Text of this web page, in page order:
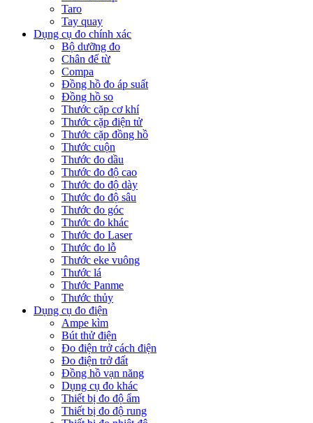
Taro
Tay quay
Dụng cụ đo chính xác
Bộ dưỡng đo
Chân đế từ
Compa
Đồng hồ đo áp suất
Đồng hồ so
Thước cặp cơ khí
Thước cặp điện tử
Thước cặp đồng hồ
Thước cuộn
Thước đo dầu
Thước đo độ cao
Thước đo độ dày
Thước đo độ sâu
Thước đo góc
Thước đo khác
Thước đo Laser
Thước đo lỗ
Thước eke vuông
Thước lá
Thước Panme
Thước thủy
Dụng cụ đo điện
Ampe kìm
Bút thử điện
Đo điện trở cách điện
Đo điện trở đất
Đồng hồ vạn năng
Dụng cụ đo khác
Thiết bị đo độ ẩm
Thiết bị đo độ rung